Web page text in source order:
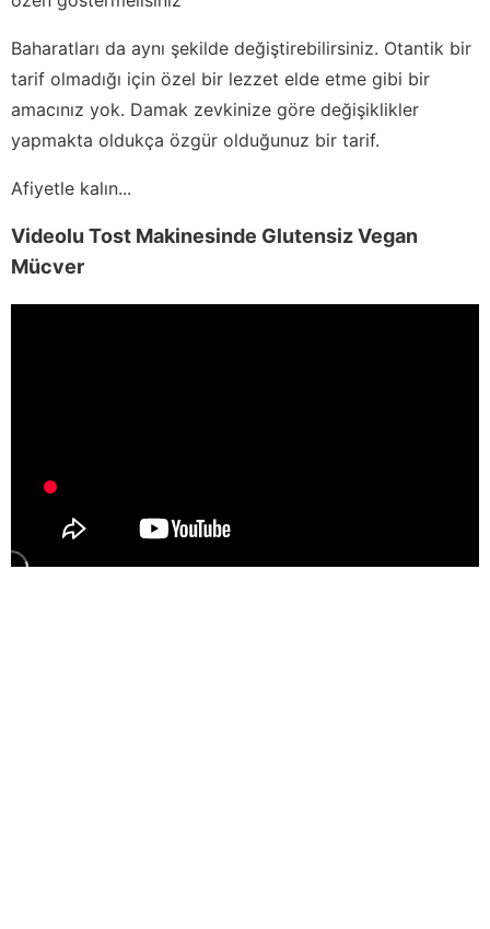
Baharatları da aynı şekilde değiştirebilirsiniz. Otantik bir
tarif olmadığı için özel bir lezzet elde etme gibi bir
amacınız yok. Damak zevkinize göre değişiklikler
yapmakta oldukça özgür olduğunuz bir tarif.
Afiyetle kalın...
Videolu Tost Makinesinde Glutensiz Vegan
Mücver